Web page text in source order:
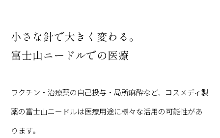
小さな針で大きく変わる。
富士山ニードルでの医療
ワクチン・治療薬の自己投与・局所麻酔など、コスメディ製
薬の富士山ニードルは医療用途に様々な活用の可能性があ
ります。